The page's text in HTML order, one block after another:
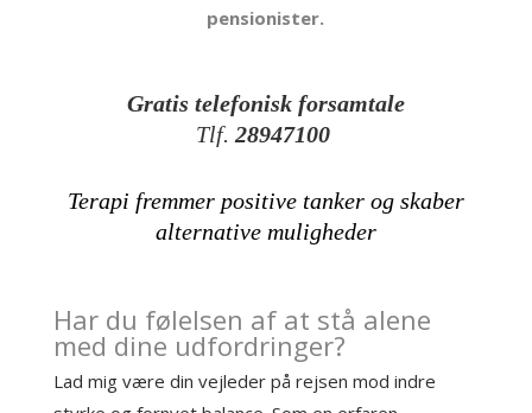
pensionister.
Gratis telefonisk forsamtale
Tlf. 28947100
Terapi fremmer positive tanker og skaber
alternative muligheder
Har du følelsen af at stå alene
med dine udfordringer?
Lad mig være din vejleder på rejsen mod indre